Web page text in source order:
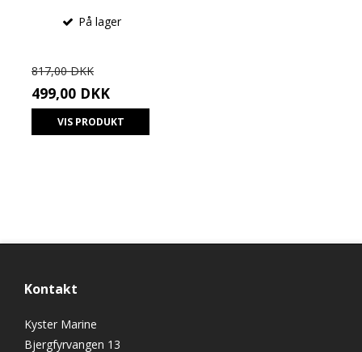
På lager
817,00 DKK
499,00 DKK
VIS PRODUKT
Kontakt
Kyster Marine
Bjergfyrvangen 13